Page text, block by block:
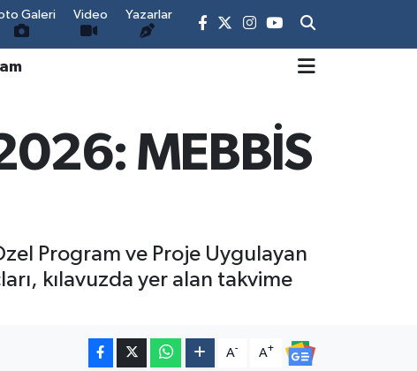
Galeri Video Yazarlar
MEBBİS
Program ve Proje Uygulayan
kılavuzda yer alan takvime
A- A+